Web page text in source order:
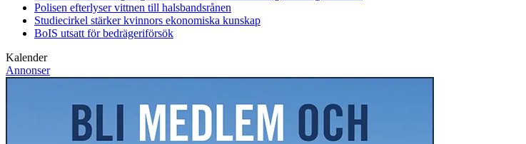
Polisen efterlyser vittnen till halsbandsrånen
Studiecirkel stärker kvinnors ekonomiska kunskap
BoIS utsatt för bedrägeriförsök
Kalender
Annonser